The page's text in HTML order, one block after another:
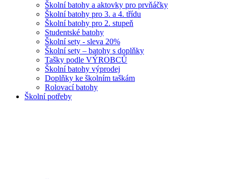
Školní batohy a aktovky pro prvňáčky
Školní batohy pro 3. a 4. třídu
Školní batohy pro 2. stupeň
Studentské batohy
Školní sety - sleva 20%
Školní sety – batohy s doplňky
Tašky podle VÝROBCŮ
Školní batohy výprodej
Doplňky ke školním taškám
Rolovací batohy
Školní potřeby